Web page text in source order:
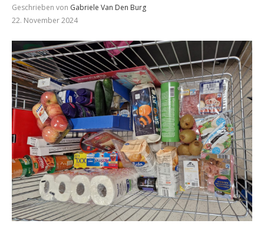
Geschrieben von Gabriele Van Den Burg
22. November 2024